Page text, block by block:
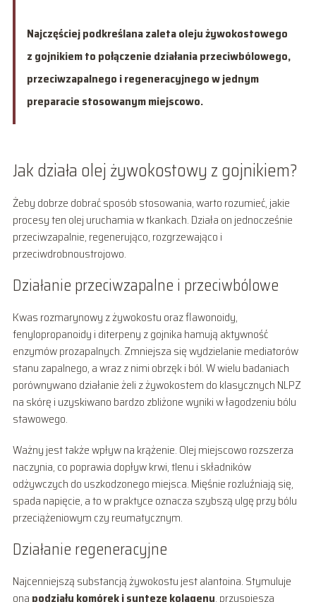
Najczęściej podkreślana zaleta oleju żywokostowego
z gojnikiem to połączenie działania przeciwbólowego,
przeciwzapalnego i regeneracyjnego w jednym
preparacie stosowanym miejscowo.
Jak działa olej żywokostowy z gojnikiem?
Żeby dobrze dobrać sposób stosowania, warto rozumieć, jakie
procesy ten olej uruchamia w tkankach. Działa on jednocześnie
przeciwzapalnie, regenerująco, rozgrzewająco i
przeciwdrobnoustrojowo.
Działanie przeciwzapalne i przeciwbólowe
Kwas rozmarynowy z żywokostu oraz flawonoidy,
fenylopropanoidy i diterpeny z gojnika hamują aktywność
enzymów prozapalnych. Zmniejsza się wydzielanie mediatorów
stanu zapalnego, a wraz z nimi obrzęk i ból. W wielu badaniach
porównywano działanie żeli z żywokostem do klasycznych NLPZ
na skórę i uzyskiwano bardzo zbliżone wyniki w łagodzeniu bólu
stawowego.
Ważny jest także wpływ na krążenie. Olej miejscowo rozszerza
naczynia, co poprawia dopływ krwi, tlenu i składników
odżywczych do uszkodzonego miejsca. Mięśnie rozluźniają się,
spada napięcie, a to w praktyce oznacza szybszą ulgę przy bólu
przeciążeniowym czy reumatycznym.
Działanie regeneracyjne
Najcenniejszą substancją żywokostu jest alantoina. Stymuluje
ona podziały komórek i syntezę kolagenu, przyspiesza